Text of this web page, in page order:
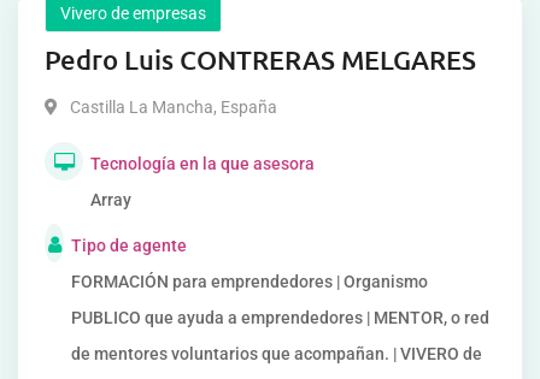
Vivero de empresas
Pedro Luis CONTRERAS MELGARES
Castilla La Mancha, España
Tecnología en la que asesora
Array
Tipo de agente
FORMACIÓN para emprendedores | Organismo
PUBLICO que ayuda a emprendedores | MENTOR, o red
de mentores voluntarios que acompañan. | VIVERO de